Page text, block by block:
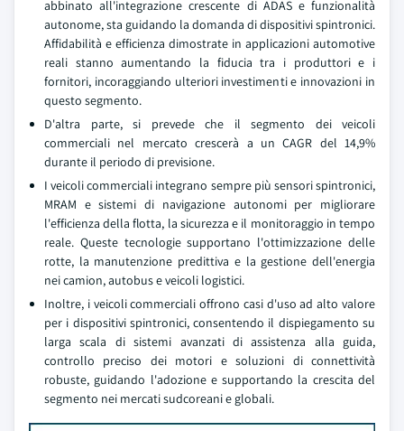
abbinato all'integrazione crescente di ADAS e funzionalità
autonome, sta guidando la domanda di dispositivi spintronici.
Affidabilità e efficienza dimostrate in applicazioni automotive
reali stanno aumentando la fiducia tra i produttori e i
fornitori, incoraggiando ulteriori investimenti e innovazioni in
questo segmento.
D'altra parte, si prevede che il segmento dei veicoli
commerciali nel mercato crescerà a un CAGR del 14,9%
durante il periodo di previsione.
I veicoli commerciali integrano sempre più sensori spintronici,
MRAM e sistemi di navigazione autonomi per migliorare
l'efficienza della flotta, la sicurezza e il monitoraggio in tempo
reale. Queste tecnologie supportano l'ottimizzazione delle
rotte, la manutenzione predittiva e la gestione dell'energia
nei camion, autobus e veicoli logistici.
Inoltre, i veicoli commerciali offrono casi d'uso ad alto valore
per i dispositivi spintronici, consentendo il dispiegamento su
larga scala di sistemi avanzati di assistenza alla guida,
controllo preciso dei motori e soluzioni di connettività
robuste, guidando l'adozione e supportando la crescita del
segmento nei mercati sudcoreani e globali.